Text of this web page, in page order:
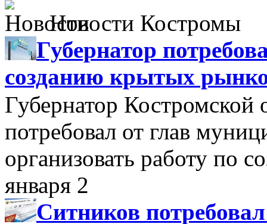
Новости Костромы
Губернатор
созданию крытых
Губернатор Костромской
потребовал от глав
организовать работу по
января 2
Ситников